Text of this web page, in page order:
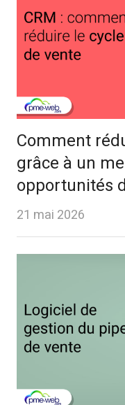
Comment
grâce à un
opportunités
21 mai 2026